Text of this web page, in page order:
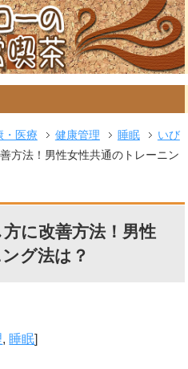
・医療 健康管理 睡眠
いび
方法！男性女性共通のトレーニン
に改善方法！男性
グ法は？
, 睡眠]